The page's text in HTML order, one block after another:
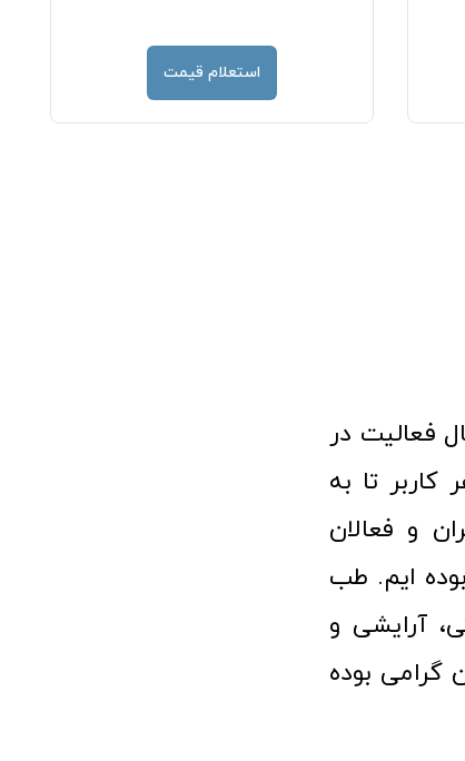
استعلام قیمت
تجهیزات پزشکی طب تولید با افتخار نزدیک به ۱۰ سال فعالیت در
مورد اعتماد بیش از ۱۲۰ هزار نفر کاربر تا به
و فعالان
ایم. طب
آرایشی و
بوده